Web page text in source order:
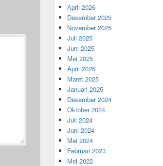
April 2026
Desember 2025
November 2025
Juli 2025
Juni 2025
Mei 2025
April 2025
Maret 2025
Januari 2025
Desember 2024
Oktober 2024
Juli 2024
Juni 2024
Mei 2024
Februari 2023
Mei 2022